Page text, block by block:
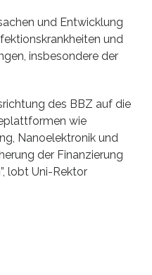
und Entwicklung
und
insbesondere der
des BBZ auf die
wie
Nanoelektronik und
der Finanzierung
lobt Uni-Rektor